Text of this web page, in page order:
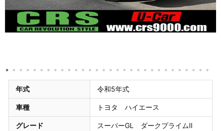
年式 令和5年式
車種 トヨタ ハイエース
グレード スーパーGL ダークプライムⅡ